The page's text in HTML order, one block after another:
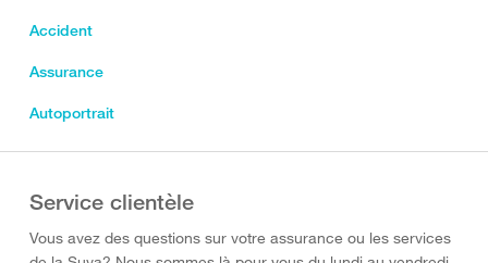
Accident
Assurance
Autoportrait
Service clientèle
Vous avez des questions sur votre assurance ou les services